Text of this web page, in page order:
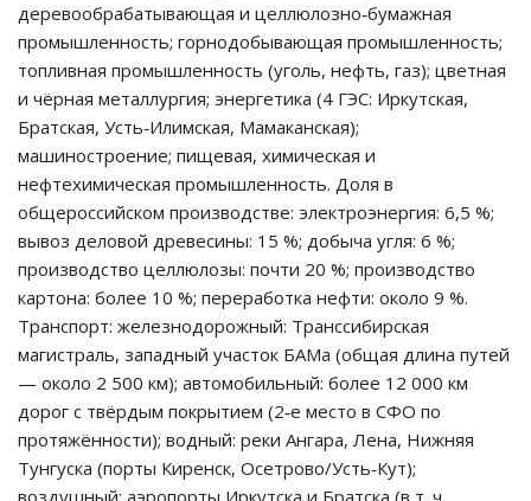
деревообрабатывающая и целлюлозно‑бумажная
промышленность; горнодобывающая промышленность;
топливная промышленность (уголь, нефть, газ); цветная
и чёрная металлургия; энергетика (4 ГЭС: Иркутская,
Братская, Усть‑Илимская, Мамаканская);
машиностроение; пищевая, химическая и
нефтехимическая промышленность. Доля в
общероссийском производстве: электроэнергия: 6,5 %;
вывоз деловой древесины: 15 %; добыча угля: 6 %;
производство целлюлозы: почти 20 %; производство
картона: более 10 %; переработка нефти: около 9 %.
Транспорт: железнодорожный: Транссибирская
магистраль, западный участок БАМа (общая длина путей
— около 2 500 км); автомобильный: более 12 000 км
дорог с твёрдым покрытием (2‑е место в СФО по
протяжённости); водный: реки Ангара, Лена, Нижняя
Тунгуска (порты Киренск, Осетрово/Усть‑Кут);